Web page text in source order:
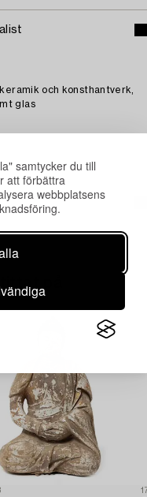
samtycker du till
att förbättra
webbplatsens
och konsthantverk,
glas
på